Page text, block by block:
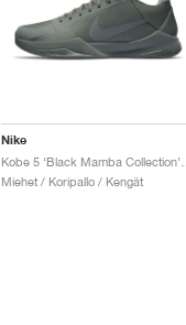
Nike
Miehet / Koripallo / Kengät